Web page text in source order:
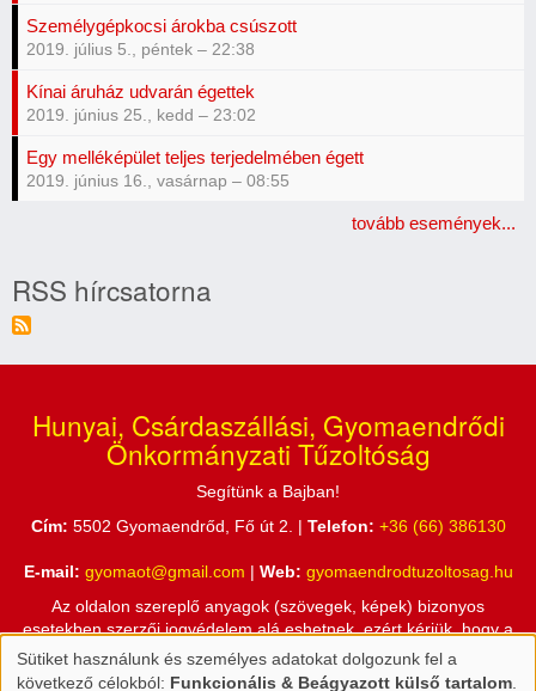
Személygépkocsi árokba csúszott
2019. július 5., péntek – 22:38
Kínai áruház udvarán égettek
2019. június 25., kedd – 23:02
Egy melléképület teljes terjedelmében égett
2019. június 16., vasárnap – 08:55
tovább események...
RSS hírcsatorna
Hunyai, Csárdaszállási, Gyomaendrődi
Önkormányzati Tűzoltóság
Segítünk a Bajban!
Cím: 5502 Gyomaendrőd, Fő út 2. | Telefon: +36 (66) 386130
E-mail: gyomaot@gmail.com Web: gyomaendrodtuzoltosag.hu
Az oldalon szereplő anyagok (szövegek, képek) bizonyos
esetekben szerzői jogvédelem alá eshetnek, ezért kérjük, hogy a
honlapon található információkat csak a Hunyai, Csárdaszállási,
Gyomaendrődi Önkormányzati Tűzoltóság engedélyével használja
Személyes
Sütiket használunk és személyes adatokat dolgozunk fel a
következő célokból: Funkcionális & Beágyazott külső tartalom